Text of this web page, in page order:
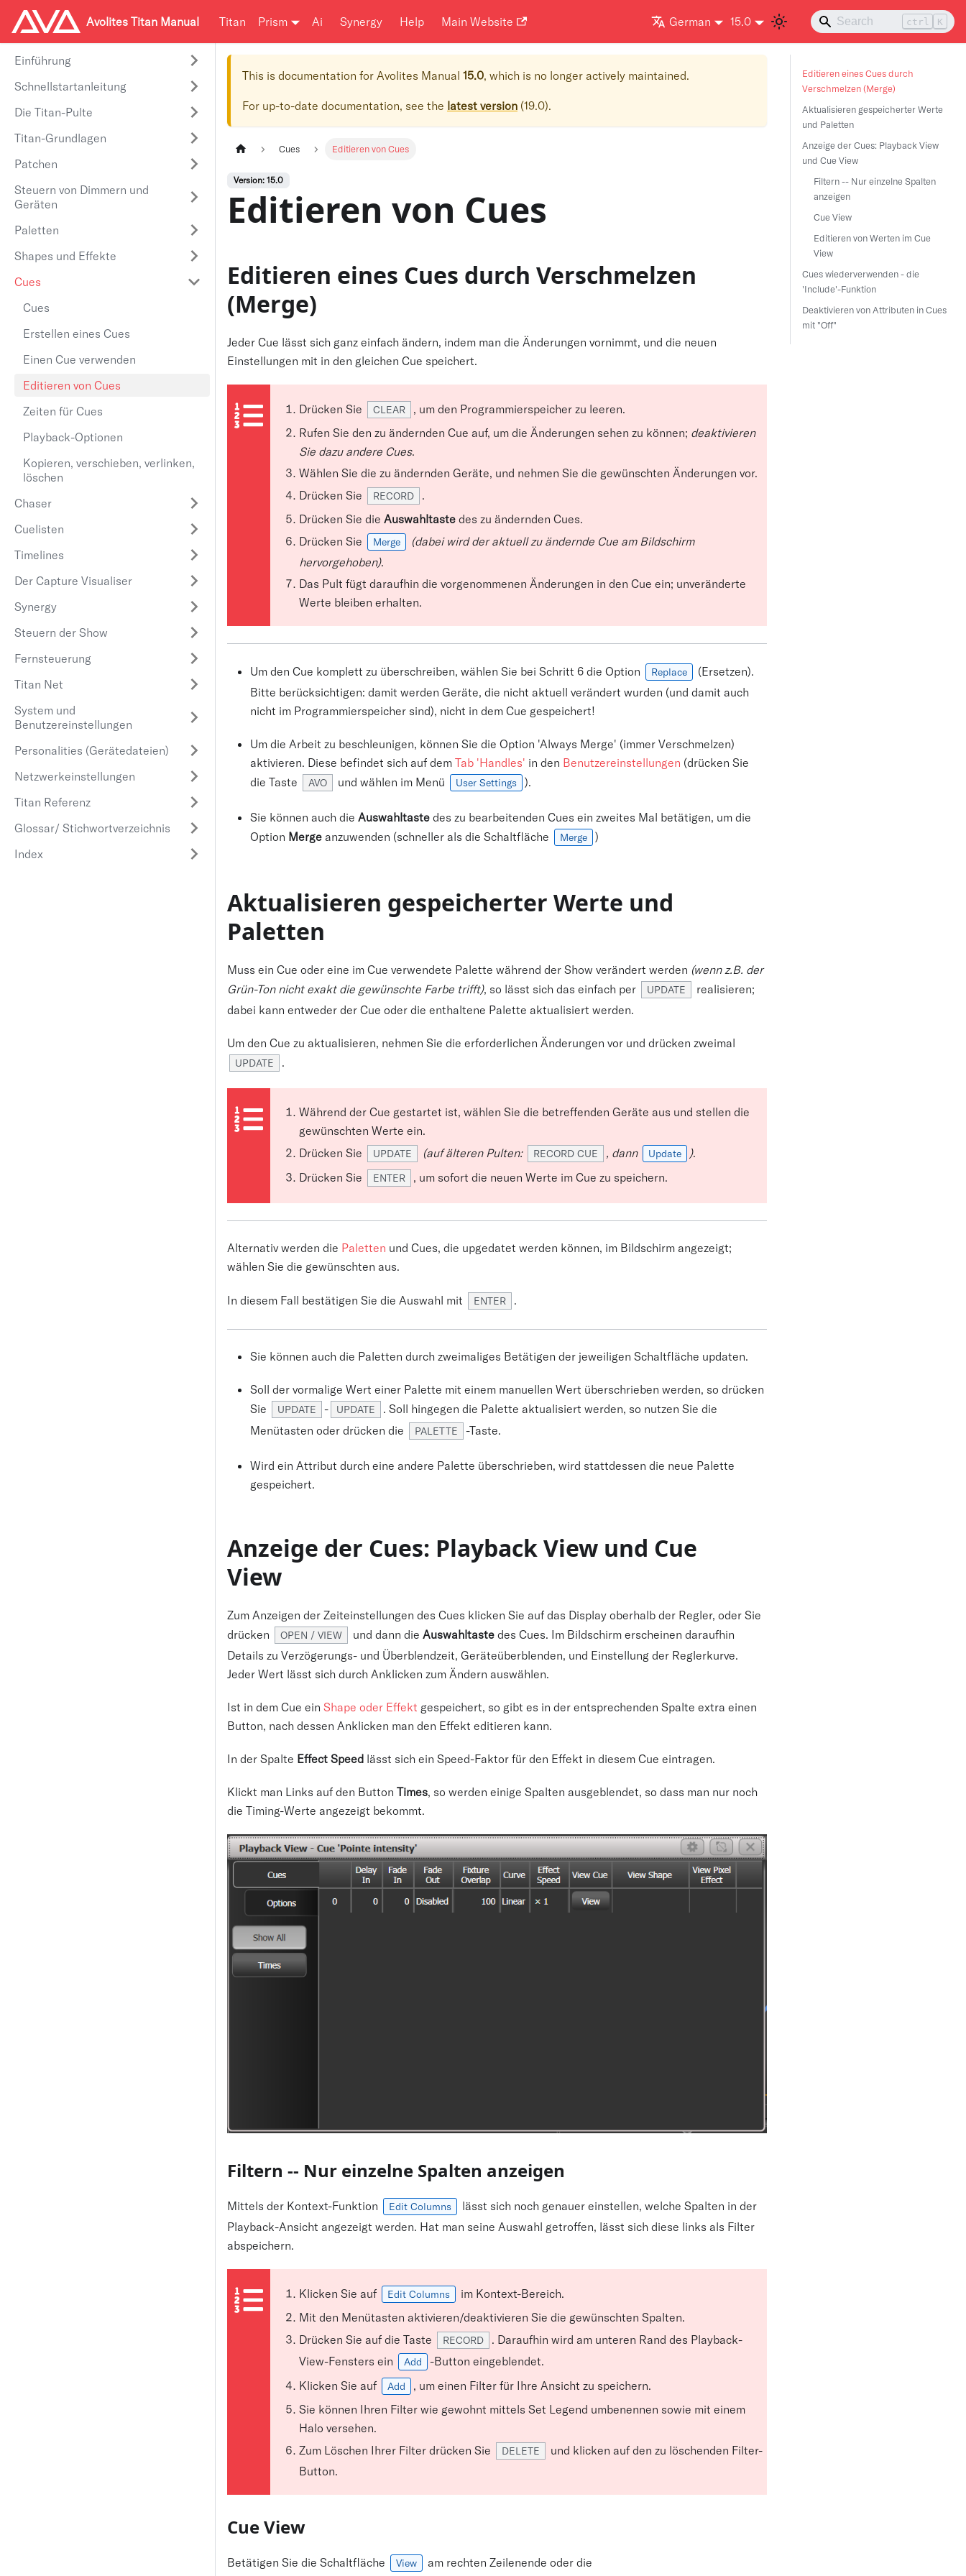
Avolites Titan Manual Titan Prism Ai Synergy Help Main Website German 15.0 ctrl K
Einführung
Schnellstartanleitung
Die Titan-Pulte
Titan-Grundlagen
Patchen
Steuern von Dimmern und
Geräten
Paletten
Shapes und Effekte
Cues
Cues
Erstellen eines Cues
Einen Cue verwenden
Editieren von Cues
Zeiten für Cues
Playback-Optionen
Kopieren, verschieben, verlinken,
löschen
Chaser
Cuelisten
Timelines
Der Capture Visualiser
Synergy
Steuern der Show
Fernsteuerung
Titan Net
System und
Benutzereinstellungen
Personalities (Gerätedateien)
Netzwerkeinstellungen
Titan Referenz
Glossar/ Stichwortverzeichnis
Index
This is documentation for Avolites Manual 15.0, which is no longer actively maintained.
For up-to-date documentation, see the latest version (19.0).
Cues Editieren von Cues
Version: 15.0
Editieren von Cues
Editieren eines Cues durch Verschmelzen
(Merge)
Jeder Cue lässt sich ganz einfach ändern, indem man die Änderungen vornimmt, und die neuen
Einstellungen mit in den gleichen Cue speichert.
Drücken Sie CLEAR
, um den Programmierspeicher zu leeren.
Rufen Sie den zu ändernden Cue auf, um die Änderungen sehen zu können; deaktivieren
Sie dazu andere Cues.
Wählen Sie die zu ändernden Geräte, und nehmen Sie die gewünschten Änderungen vor.
Drücken Sie
RECORD
.
Drücken Sie die Auswahltaste des zu ändernden Cues.
Drücken Sie
Merge
(dabei wird der aktuell zu ändernde Cue am Bildschirm
hervorgehoben).
Das Pult fügt daraufhin die vorgenommenen Änderungen in den Cue ein; unveränderte
Werte bleiben erhalten.
Um den Cue komplett zu überschreiben, wählen Sie bei Schritt 6 die Option Replace
(Ersetzen).
Bitte berücksichtigen: damit werden Geräte, die nicht aktuell verändert wurden (und damit auch
nicht im Programmierspeicher sind), nicht in dem Cue gespeichert!
Um die Arbeit zu beschleunigen, können Sie die Option 'Always Merge' (immer Verschmelzen)
aktivieren. Diese befindet sich auf dem Tab 'Handles' in den Benutzereinstellungen (drücken Sie
die Taste
AVO und wählen im Menü User Settings ).
Sie können auch die Auswahltaste des zu bearbeitenden Cues ein zweites Mal betätigen, um die
Option Merge anzuwenden (schneller als die Schaltfläche Merge )
Aktualisieren gespeicherter Werte und
Paletten
Muss ein Cue oder eine im Cue verwendete Palette während der Show verändert werden (wenn z.B. der
Grün-Ton nicht exakt die gewünschte Farbe trifft), so lässt sich das einfach per UPDATE
realisieren;
dabei kann entweder der Cue oder die enthaltene Palette aktualisiert werden.
Um den Cue zu aktualisieren, nehmen Sie die erforderlichen Änderungen vor und drücken zweimal
UPDATE .
Während der Cue gestartet ist, wählen Sie die betreffenden Geräte aus und stellen die
gewünschten Werte ein.
Drücken Sie
UPDATE (auf älteren Pulten: RECORD CUE , dann Update ).
Drücken Sie
ENTER , um sofort die neuen Werte im Cue zu speichern.
Alternativ werden die Paletten und Cues, die upgedatet werden können, im Bildschirm angezeigt;
wählen Sie die gewünschten aus.
In diesem Fall bestätigen Sie die Auswahl mit ENTER .
Sie können auch die Paletten durch zweimaliges Betätigen der jeweiligen Schaltfläche updaten.
Soll der vormalige Wert einer Palette mit einem manuellen Wert überschrieben werden, so drücken
Sie
UPDATE - UPDATE
. Soll hingegen die Palette aktualisiert werden, so nutzen Sie die
Menütasten oder drücken die
PALETTE -Taste.
Wird ein Attribut durch eine andere Palette überschrieben, wird stattdessen die neue Palette
gespeichert.
Anzeige der Cues: Playback View und Cue
View
Zum Anzeigen der Zeiteinstellungen des Cues klicken Sie auf das Display oberhalb der Regler, oder Sie
drücken
OPEN / VIEW und dann die Auswahltaste des Cues. Im Bildschirm erscheinen daraufhin
Details zu Verzögerungs- und Überblendzeit, Geräteüberblenden, und Einstellung der Reglerkurve.
Jeder Wert lässt sich durch Anklicken zum Ändern auswählen.
Ist in dem Cue ein Shape oder Effekt gespeichert, so gibt es in der entsprechenden Spalte extra einen
Button, nach dessen Anklicken man den Effekt editieren kann.
In der Spalte Effect Speed lässt sich ein Speed-Faktor für den Effekt in diesem Cue eintragen.
Klickt man Links auf den Button Times, so werden einige Spalten ausgeblendet, so dass man nur noch
die Timing-Werte angezeigt bekommt.
Filtern -- Nur einzelne Spalten anzeigen
Mittels der Kontext-Funktion Edit Columns
lässt sich noch genauer einstellen, welche Spalten in der
Playback-Ansicht angezeigt werden. Hat man seine Auswahl getroffen, lässt sich diese links als Filter
abspeichern.
Klicken Sie auf Edit Columns
im Kontext-Bereich.
Mit den Menütasten aktivieren/deaktivieren Sie die gewünschten Spalten.
Drücken Sie auf die Taste
RECORD
. Daraufhin wird am unteren Rand des Playback-
View-Fensters ein
Add
-Button eingeblendet.
Klicken Sie auf
Add
, um einen Filter für Ihre Ansicht zu speichern.
Sie können Ihren Filter wie gewohnt mittels Set Legend umbenennen sowie mit einem
Halo versehen.
Zum Löschen Ihrer Filter drücken Sie
DELETE
und klicken auf den zu löschenden Filter-
Button.
Cue View
Betätigen Sie die Schaltfläche View am rechten Zeilenende oder die
Editieren eines Cues durch
Verschmelzen (Merge)
Aktualisieren gespeicherter Werte
und Paletten
Anzeige der Cues: Playback View
und Cue View
Filtern -- Nur einzelne Spalten
anzeigen
Cue View
Editieren von Werten im Cue
View
Cues wiederverwenden - die
'Include'-Funktion
Deaktivieren von Attributen in Cues
mit "Off"